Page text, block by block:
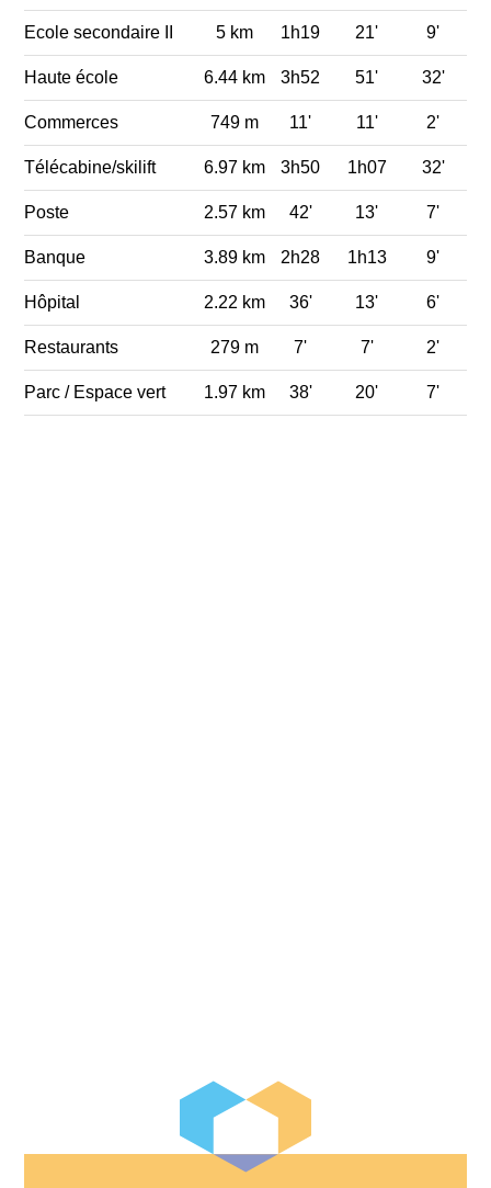
Ecole secondaire II 5 km 1h19 21' 9'
Haute école 6.44 km 3h52 51' 32'
Commerces 749 m 11' 11' 2'
Télécabine/skilift 6.97 km 3h50 1h07 32'
Poste 2.57 km 42' 13' 7'
Banque 3.89 km 2h28 1h13 9'
Hôpital 2.22 km 36' 13' 6'
Restaurants 279 m 7' 7' 2'
Parc / Espace vert 1.97 km 38' 20' 7'